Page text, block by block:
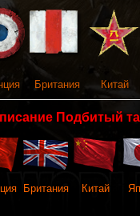
Британия Китай
Подбитый
Британия Китай